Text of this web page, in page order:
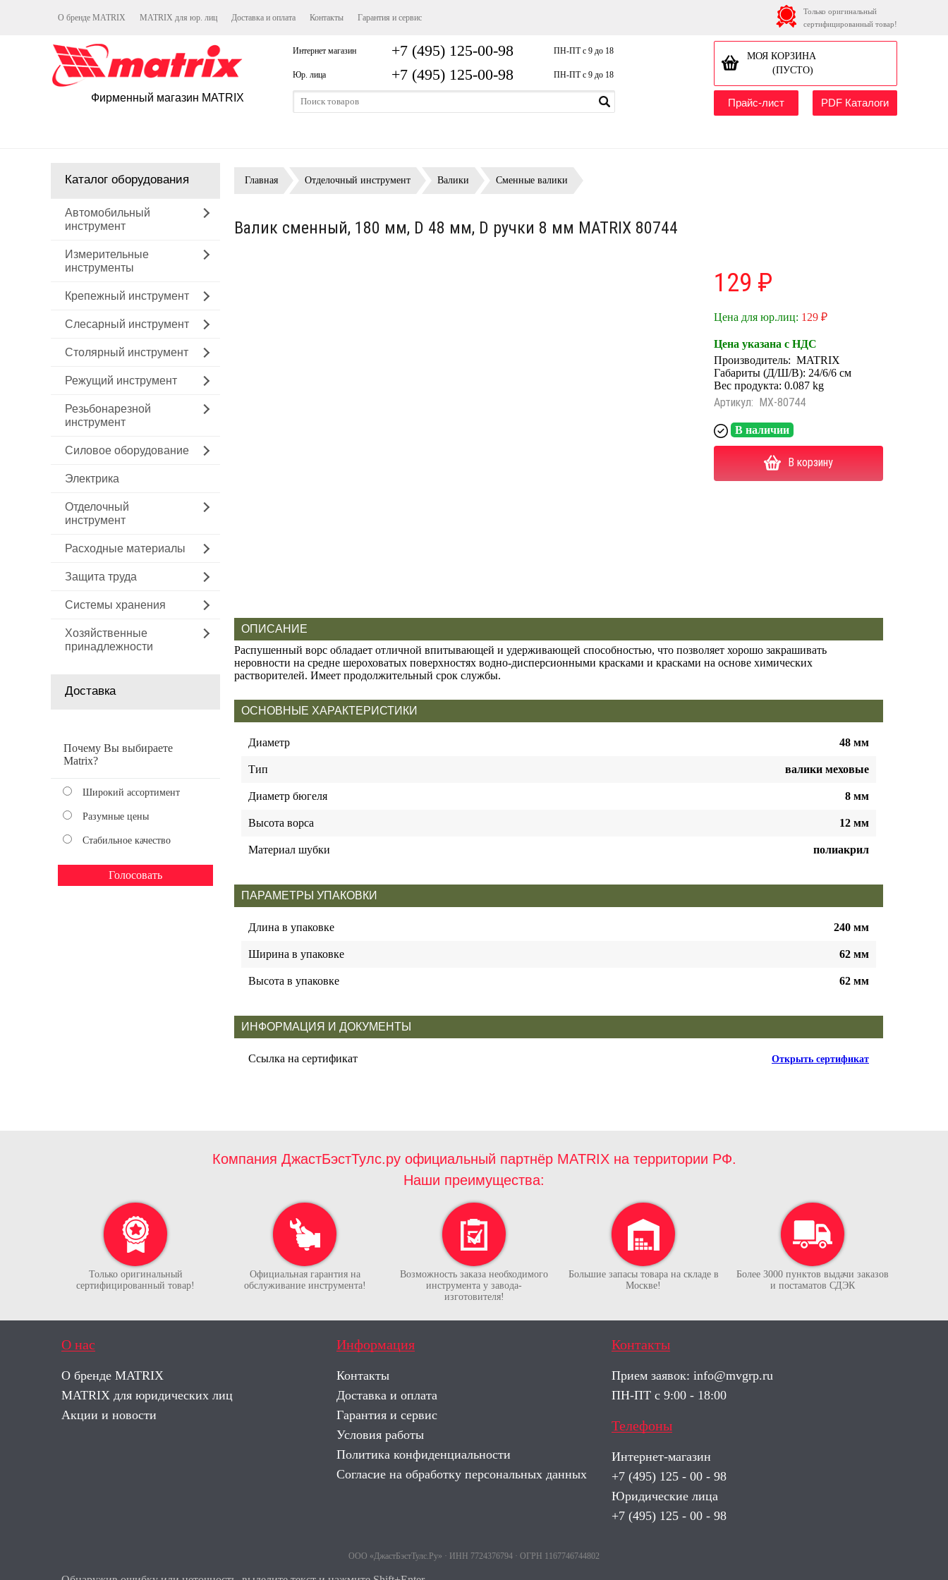
О бренде MATRIX MATRIX для юр. лиц Доставка и оплата Контакты Гарантия и сервис
Только оригинальный
сертифицированный товар!
Фирменный магазин MATRIX
Интернет магазин +7 (495) 125-00-98 ПН-ПТ с 9 до 18
Юр. лица +7 (495) 125-00-98 ПН-ПТ с 9 до 18
МОЯ КОРЗИНА
(ПУСТО)
Прайс-лист PDF Каталоги
Каталог оборудования
Автомобильный
инструмент
Измерительные
инструменты
Крепежный инструмент
Слесарный инструмент
Столярный инструмент
Режущий инструмент
Резьбонарезной
инструмент
Силовое оборудование
Электрика
Отделочный
инструмент
Расходные материалы
Защита труда
Системы хранения
Хозяйственные
принадлежности
Доставка
Почему Вы выбираете
Matrix?
Широкий ассортимент
Разумные цены
Стабильное качество
Главная Отделочный инструмент Валики Сменные валики
Валик сменный, 180 мм, D 48 мм, D ручки 8 мм MATRIX 80744
129 ₽
Цена для юр.лиц: 129 ₽
Цена указана с НДС
Производитель: MATRIX
Габариты (Д/Ш/В): 24/6/6 см
Вес продукта: 0.087 kg
Артикул: MX-80744
В наличии
В корзину
ОПИСАНИЕ
Распушенный ворс обладает отличной впитывающей и удерживающей способностью, что позволяет хорошо закрашивать
неровности на средне шероховатых поверхностях водно-дисперсионными красками и красками на основе химических
растворителей. Имеет продолжительный срок службы.
ОСНОВНЫЕ ХАРАКТЕРИСТИКИ
Диаметр 48 мм
Тип валики меховые
Диаметр бюгеля 8 мм
Высота ворса 12 мм
Материал шубки полиакрил
ПАРАМЕТРЫ УПАКОВКИ
Длина в упаковке 240 мм
Ширина в упаковке 62 мм
Высота в упаковке 62 мм
ИНФОРМАЦИЯ И ДОКУМЕНТЫ
Ссылка на сертификат Открыть сертификат
Компания ДжастБэстТулс.ру официальный партнёр MATRIX на территории РФ.
Наши преимущества:
Только оригинальный
сертифицированный товар!
Официальная гарантия на
обслуживание инструмента!
Возможность заказа необходимого
инструмента у завода-
изготовителя!
Большие запасы товара на складе в
Москве!
Более 3000 пунктов выдачи заказов
и постаматов СДЭК
О нас
О бренде MATRIX
MATRIX для юридических лиц
Акции и новости
Информация
Контакты
Доставка и оплата
Гарантия и сервис
Условия работы
Политика конфиденциальности
Согласие на обработку персональных данных
Контакты
Прием заявок: info@mvgrp.ru
ПН-ПТ с 9:00 - 18:00
Телефоны
Интернет-магазин
+7 (495) 125 - 00 - 98
Юридические лица
+7 (495) 125 - 00 - 98
ООО «ДжастБэстТулс.Ру» · ИНН 7724376794 · ОГРН 1167746744802